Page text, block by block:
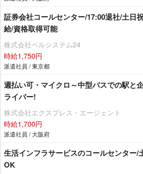
証券会社コールセンター/17:00退社/土日
給/資格取得可能
株式会社ベルシステム24
時給1,750円
派遣社員 / 東京都
週払い可・マイクロ～中型バスでの駅と
ライバー!
株式会社エクスプレス・エージェント
時給1,700円
派遣社員 / 大阪府
生活インフラサービスのコールセンター/
OK